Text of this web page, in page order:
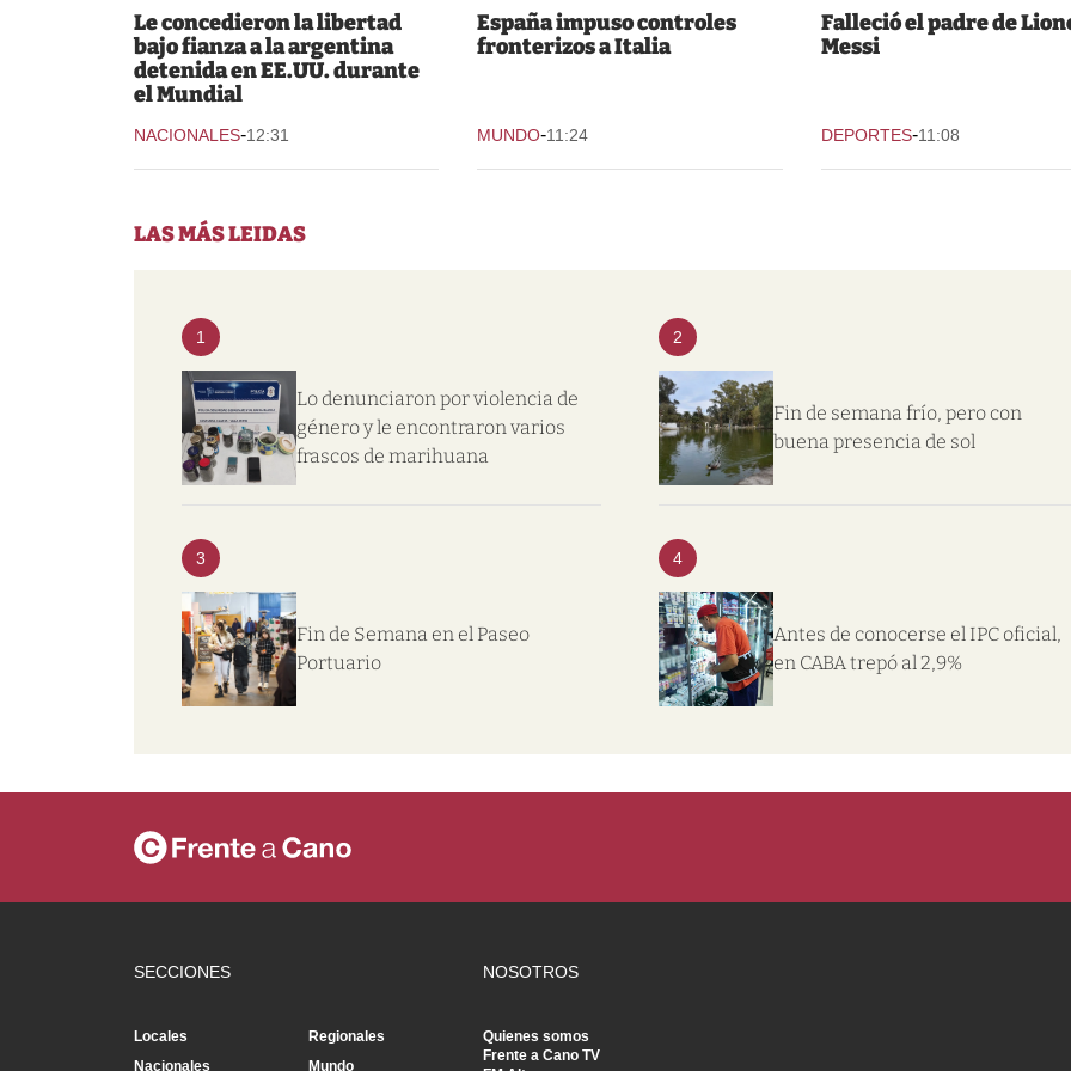
Le concedieron la libertad
bajo fianza a la argentina
detenida en EE.UU. durante
el Mundial
NACIONALES-12:31
España impuso controles
fronterizos a Italia
MUNDO-11:24
Falleció el padre de
Messi
DEPORTES-11:08
LAS MÁS LEIDAS
1
Lo denunciaron por violencia de
género y le encontraron varios
frascos de marihuana
2
Fin de semana frío, pero con
buena presencia de sol
3
Fin de Semana en el Paseo
Portuario
4
Antes de conocerse el IPC oficial,
en CABA trepó al 2,9%
SECCIONES
Locales
Regionales
Nacionales
Mundo
NOSOTROS
Quienes somos
Frente a Cano TV